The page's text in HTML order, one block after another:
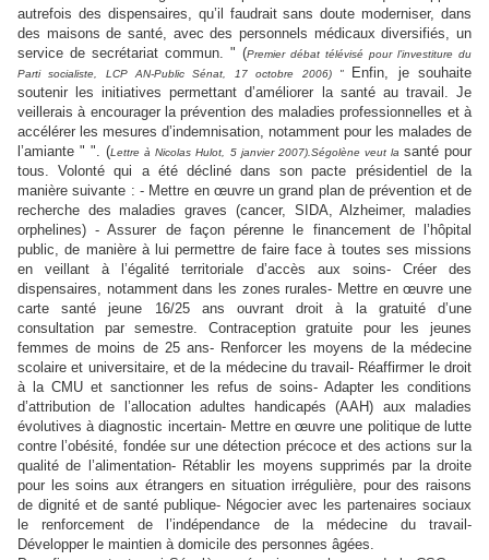
autrefois des dispensaires, qu’il faudrait sans doute moderniser, dans
des maisons de santé, avec des personnels médicaux diversifiés, un
service de secrétariat commun. " (Premier débat télévisé pour l’investiture du
Parti socialiste, LCP AN-Public Sénat, 17 octobre 2006) "
Enfin, je souhaite
soutenir les initiatives permettant d’améliorer la santé au travail. Je
veillerais à encourager la prévention des maladies professionnelles et à
accélérer les mesures d’indemnisation, notamment pour les malades de
l’amiante " ". (Lettre à Nicolas Hulot, 5 janvier 2007).Ségolène veut la santé pour
tous. Volonté qui a été décliné dans son pacte présidentiel de la
manière suivante : - Mettre en œuvre un grand plan de prévention et de
recherche des maladies graves (cancer, SIDA, Alzheimer, maladies
orphelines) - Assurer de façon pérenne le financement de l’hôpital
public, de manière à lui permettre de faire face à toutes ses missions
en veillant à l’égalité territoriale d’accès aux soins- Créer des
dispensaires, notamment dans les zones rurales- Mettre en œuvre une
carte santé jeune 16/25 ans ouvrant droit à la gratuité d’une
consultation par semestre. Contraception gratuite pour les jeunes
femmes de moins de 25 ans- Renforcer les moyens de la médecine
scolaire et universitaire, et de la médecine du travail- Réaffirmer le droit
à la CMU et sanctionner les refus de soins- Adapter les conditions
d’attribution de l’allocation adultes handicapés (AAH) aux maladies
évolutives à diagnostic incertain- Mettre en œuvre une politique de lutte
contre l’obésité, fondée sur une détection précoce et des actions sur la
qualité de l’alimentation- Rétablir les moyens supprimés par la droite
pour les soins aux étrangers en situation irrégulière, pour des raisons
de dignité et de santé publique- Négocier avec les partenaires sociaux
le renforcement de l’indépendance de la médecine du travail-
Développer le maintien à domicile des personnes âgées.